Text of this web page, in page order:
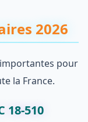
2026
pour
la France.
18-510